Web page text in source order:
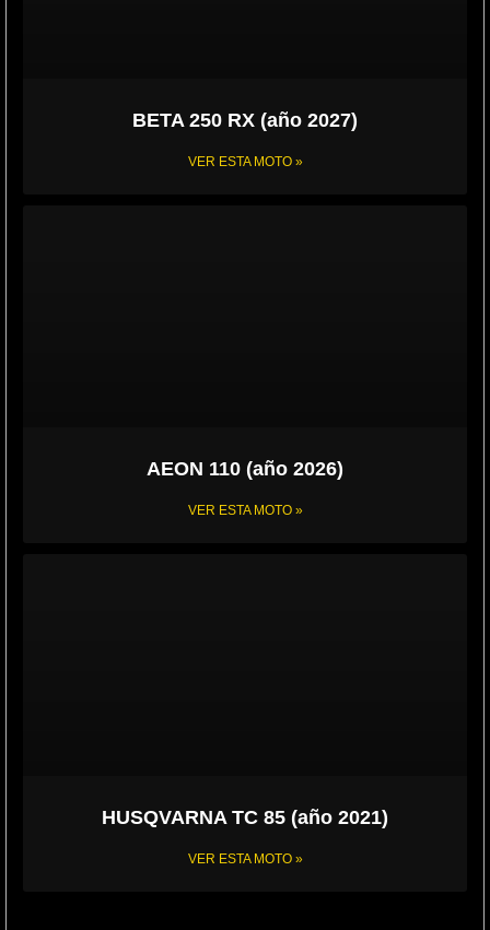
BETA 250 RX (año 2027)
VER ESTA MOTO »
AEON 110 (año 2026)
VER ESTA MOTO »
HUSQVARNA TC 85 (año 2021)
VER ESTA MOTO »